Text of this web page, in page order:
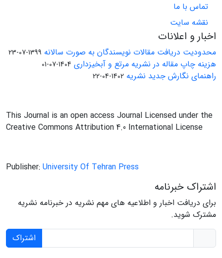
تماس با ما
نقشه سایت
اخبار و اعلانات
محدودیت دریافت مقالات نویسندگان به صورت سالانه 1399-07-23
هزینه چاپ مقاله در نشریه مرتع و آبخیزداری 1404-07-01
راهنمای نگارش جدید نشریه 1402-04-22
This Journal is an open access Journal Licensed under the
Creative Commons Attribution 4.0 International License
Publisher: University Of Tehran Press
اشتراک خبرنامه
برای دریافت اخبار و اطلاعیه های مهم نشریه در خبرنامه نشریه
مشترک شوید.
اشتراک